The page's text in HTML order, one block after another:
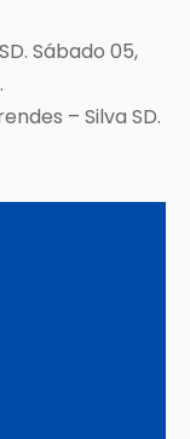
Sábado 05,
– Silva SD.